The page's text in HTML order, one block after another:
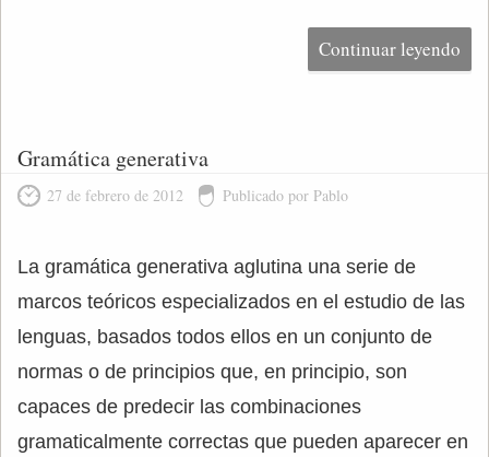
Continuar leyendo
Gramática generativa
27 de febrero de 2012 Publicado por Pablo
La gramática generativa aglutina una serie de
marcos teóricos especializados en el estudio de las
lenguas, basados todos ellos en un conjunto de
normas o de principios que, en principio, son
capaces de predecir las combinaciones
gramaticalmente correctas que pueden aparecer en